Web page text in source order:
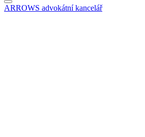
ARROWS advokátní kancelář